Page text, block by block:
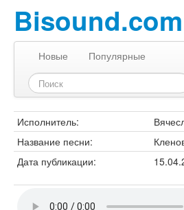
Bisound.com
Новые Популярные
Исполнитель:
Название песни:
Дата публикации: